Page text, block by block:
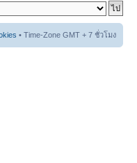
• Time-Zone GMT + 7 ชั่วโมง